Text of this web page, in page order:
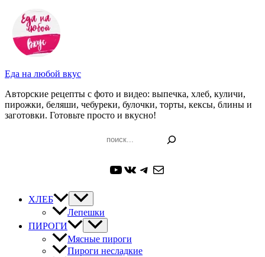
Перейти
содержимому
Еда на любой вкус
Авторские рецепты с фото и видео: выпечка, хлеб, куличи,
пирожки, беляши, чебуреки, булочки, торты, кексы, блины и
заготовки. Готовьте просто и вкусно!
YouTube
ВКонтакте
Telegram
Почта
ХЛЕБ
Лепешки
ПИРОГИ
Мясные пироги
Пироги несладкие